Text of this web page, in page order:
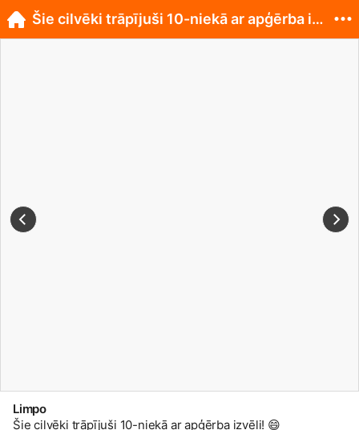
Limpo
Šie cilvēki trāpījuši 10-niekā ar apģērba izvēli! 😄
Šie cilvēki trāpījuši 10-niekā ar apģērba izvēli!